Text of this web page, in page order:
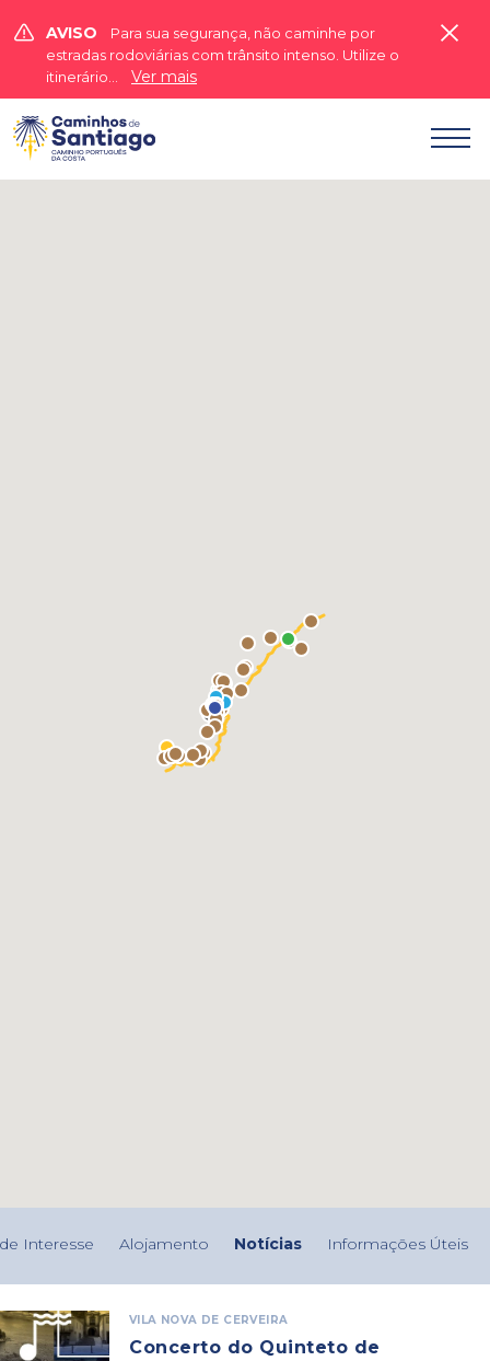
 AVISO
Para sua segurança, não caminhe por
estradas rodoviárias com trânsito intenso. Utilize o
itinerário...
Ver mais


Interesse Alojamento Notícias Informações Úteis
VILA NOVA DE CERVEIRA
Concerto do Quinteto de